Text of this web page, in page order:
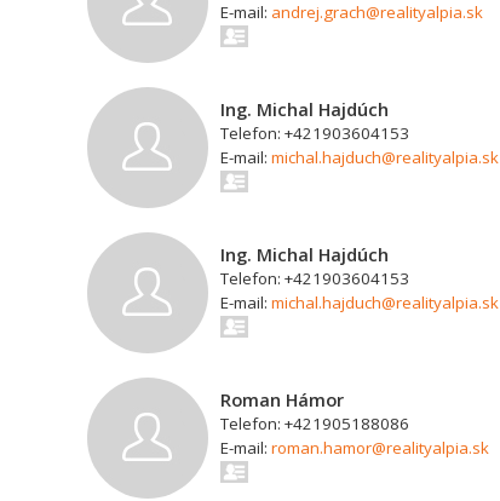
E-mail: andrej.grach@realityalpia.sk
Ing. Michal Hajdúch
Telefon: +421903604153
E-mail: michal.hajduch@realityalpia.sk
Ing. Michal Hajdúch
Telefon: +421903604153
E-mail: michal.hajduch@realityalpia.sk
Roman Hámor
Telefon: +421905188086
E-mail: roman.hamor@realityalpia.sk